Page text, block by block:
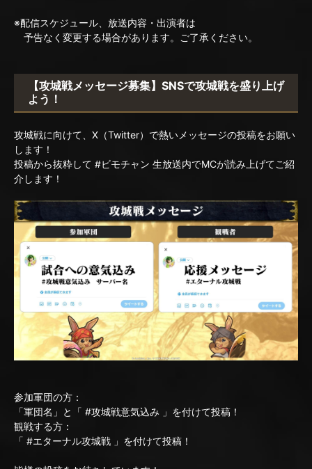
※配信スケジュール、放送内容・出演者は
予告なく変更する場合があります。ご了承ください。
【攻城戦メッセージ募集】SNSで攻城戦を盛り上げ
よう！
攻城戦に向けて、X（Twitter）で熱いメッセージの投稿をお願い
します！
投稿から抜粋して #ビモチャン 生放送内でMCが読み上げてご紹
介します！
参加軍団の方：
「軍団名」と「 #攻城戦意気込み 」を付けて投稿！
観戦する方：
「 #エターナル攻城戦 」を付けて投稿！